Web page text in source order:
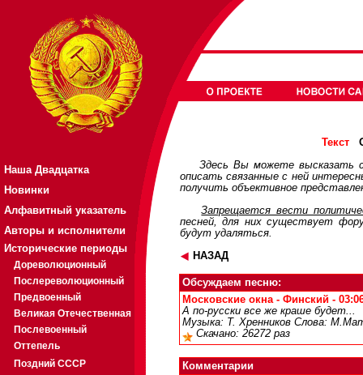
Наша Двадцатка
Новинки
Алфавитный указатель
Авторы и исполнители
Исторические периоды
Дореволюционный
Послереволюционный
Предвоенный
Великая Отечественная
Послевоенный
Оттепель
Поздний СССР
Текст
Здесь Вы можете высказать
описать связанные с ней
получить объективное
Запрещается вести
песней, для них существует
будут удаляться.
НАЗАД
Обсуждаем песню:
Московские окна - Финский -
А по-русски все же краше будет...
Музыка: Т. Хренников Слова:
Скачано: 26272 раз
Комментарии